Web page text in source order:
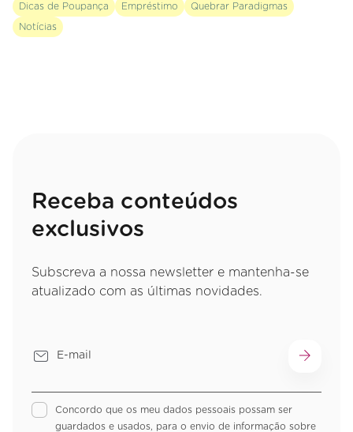
Dicas de Poupança Empréstimo Quebrar Paradigmas
Notícias
Receba conteúdos
exclusivos
Subscreva a nossa newsletter e mantenha-se
atualizado com as últimas novidades.
Concordo que os meu dados pessoais possam ser
guardados e usados, para o envio de informação sobre